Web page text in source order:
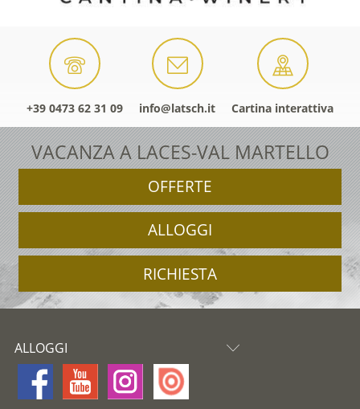
+39 0473 62 31 09 info@latsch.it Cartina interattiva
VACANZA A LACES-VAL MARTELLO
OFFERTE
ALLOGGI
RICHIESTA
ALLOGGI